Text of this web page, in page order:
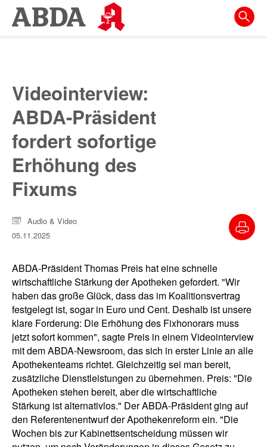
Springe
direkt
zur
Meta-
Navigation
Inhalt
zur
Videointerview:
ABDA-Präsident
fordert sofortige
Erhöhung des
Fixums
Audio & Video
05.11.2025
ABDA-Präsident Thomas Preis hat eine schnelle
wirtschaftliche Stärkung der Apotheken gefordert. "Wir
haben das große Glück, dass das im Koalitionsvertrag
festgelegt ist, sogar in Euro und Cent. Deshalb ist unsere
klare Forderung: Die Erhöhung des Fixhonorars muss
jetzt sofort kommen", sagte Preis in einem Videointerview
mit dem ABDA-Newsroom, das sich in erster Linie an alle
Apothekenteams richtet. Gleichzeitig sei man bereit,
zusätzliche Dienstleistungen zu übernehmen. Preis: "Die
Apotheken stehen bereit, aber die wirtschaftliche
Stärkung ist alternativlos." Der ABDA-Präsident ging auf
den Referentenentwurf der Apothekenreform ein. "Die
Wochen bis zur Kabinettsentscheidung müssen wir